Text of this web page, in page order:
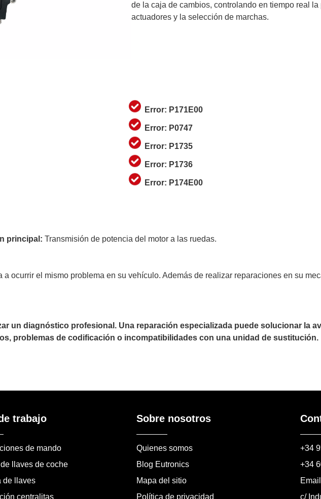
de la caja de cambios, controlando en tiempo real
actuadores y la selección de marchas.
Error: P171E00
Error: P0747
Error: P1735
Error: P1736
Error: P174E00
principal: Transmisión de potencia del motor a las ruedas.
ocurrir el mismo problema en su vehículo. Además de realizar reparaciones en su
un diagnóstico profesional. Una reparación especializada puede solucionar la
problemas de codificación o incompatibilidades con una unidad de sustitución.
trabajo
de mando
llaves de coche
de llaves
centralitas
Sobre nosotros
Quienes somos
Blog Eutronics
Mapa del sitio
Política de privacidad
+34
+34
c/